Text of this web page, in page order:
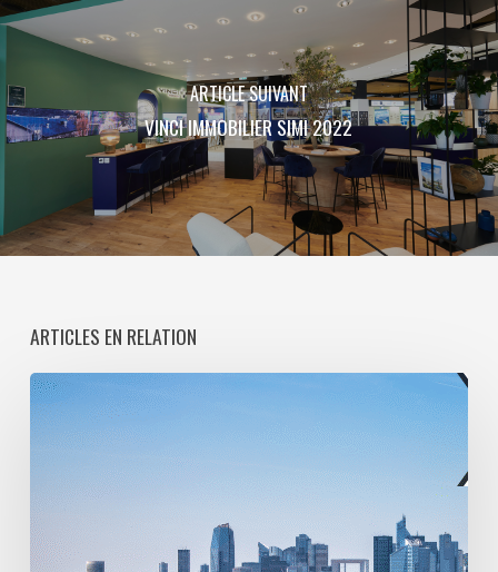
ARTICLE SUIVANT
VINCI IMMOBILIER SIMI 2022
ARTICLES EN RELATION
Paris
La
Défense
consultation
pour